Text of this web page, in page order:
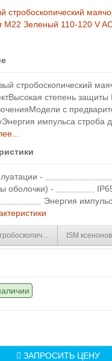
стробоскопический
степень защиты
с
импульса строба
-
оболочки) -
Энергия
маячок с
ISM
ЗАПРОСИТЬ ЦЕНУ